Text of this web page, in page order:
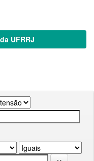
UFRRJ